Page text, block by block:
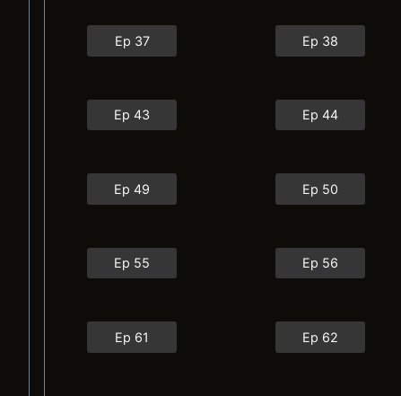
Ep 37 Ep 38
Ep 43 Ep 44
Ep 49 Ep 50
Ep 55 Ep 56
Ep 61 Ep 62